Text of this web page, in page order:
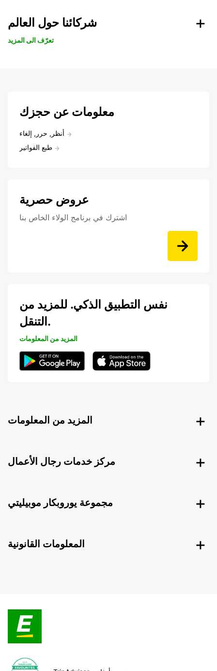
شركائنا حول العالم
تعرّف الى المزيد
معلومات عن حجزك
أنظر, حرر, إلغاء
طبع الفواتير
عروض حصرية
اشترك في برنامج الولاء الخاص بنا
نفس التطبيق الذكي. للمزيد من
التنقل.
المزيد من المعلومات
المزيد من المعلومات
مركز خدمات رجال الأعمال
مجموعة يوروبكار موبيليتي
المعلومات القانونية